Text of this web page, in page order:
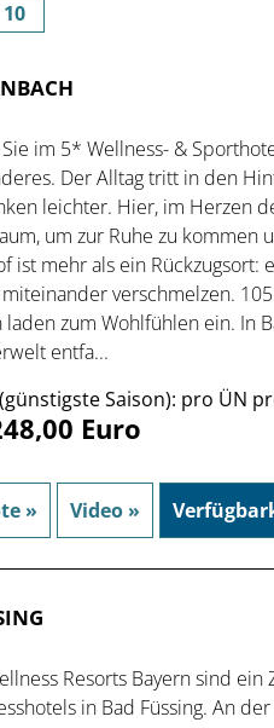
10
im 5* Wellness- &
Der Alltag tritt in den
leichter. Hier, im Herzen
um zur Ruhe zu kommen
ist mehr als ein
miteinander verschmelzen.
laden zum Wohlfühlen ein. In
entfa...
Saison): pro ÜN
Euro
» Video »
Resorts Bayern sind
in Bad Füssing. An